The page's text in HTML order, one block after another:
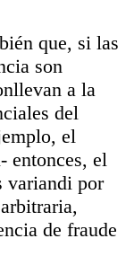
que, si las
son
a la
del
el
entonces, el
variandi por
de fraude